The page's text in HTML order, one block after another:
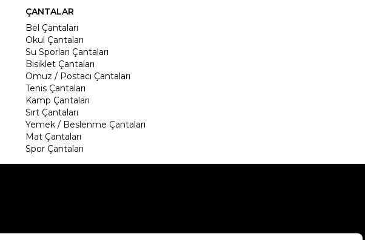
ÇANTALAR
Bel Çantaları
Okul Çantaları
Su Sporları Çantaları
Bisiklet Çantaları
Omuz / Postacı Çantaları
Tenis Çantaları
Kamp Çantaları
Sırt Çantaları
Yemek / Beslenme Çantaları
Mat Çantaları
Spor Çantaları